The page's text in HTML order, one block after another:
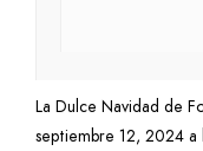
La Dulce Navidad de
septiembre 12, 2024 a